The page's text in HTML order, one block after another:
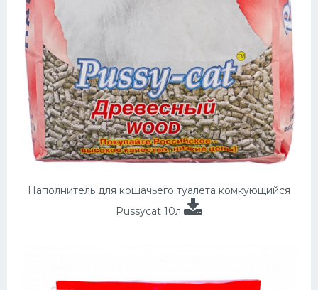
Наполнитель для кошачьего туалета комкующийся
Pussycat 10л